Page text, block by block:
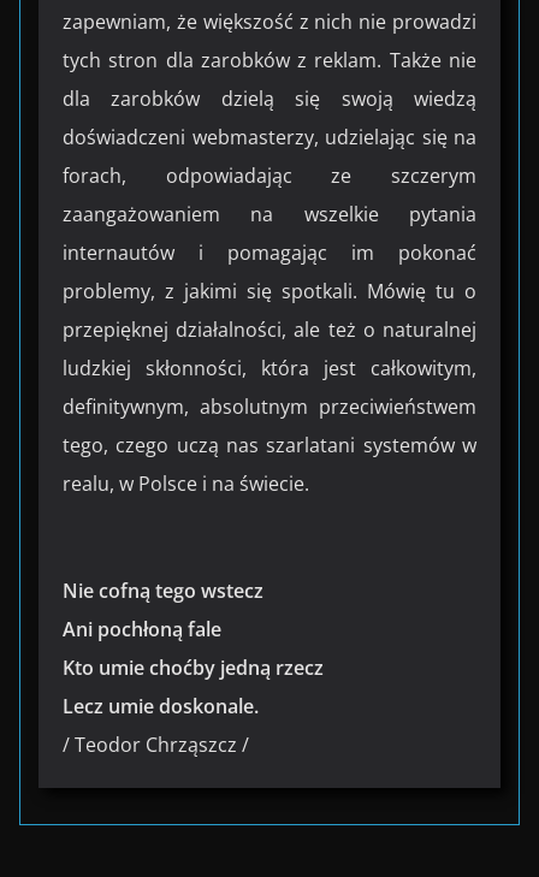
zapewniam, że większość z nich nie prowadzi
tych stron dla zarobków z reklam. Także nie
dla zarobków dzielą się swoją wiedzą
doświadczeni webmasterzy, udzielając się na
forach, odpowiadając ze szczerym
zaangażowaniem na wszelkie pytania
internautów i pomagając im pokonać
problemy, z jakimi się spotkali. Mówię tu o
przepięknej działalności, ale też o naturalnej
ludzkiej skłonności, która jest całkowitym,
definitywnym, absolutnym przeciwieństwem
tego, czego uczą nas szarlatani systemów w
realu, w Polsce i na świecie.
Nie cofną tego wstecz
Ani pochłoną fale
Kto umie choćby jedną rzecz
Lecz umie doskonale.
/ Teodor Chrząszcz /